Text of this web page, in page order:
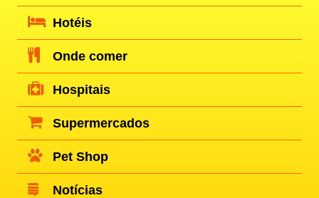
Hotéis
Onde comer
Hospitais
Supermercados
Pet Shop
Notícias